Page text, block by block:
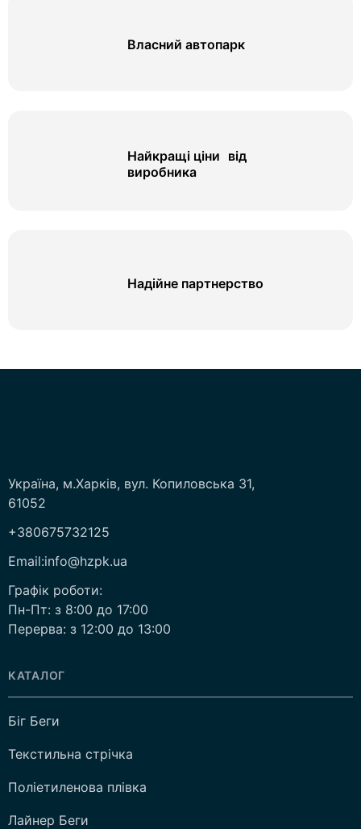
Власний автопарк
Найкращі ціни від
виробника
Надійне партнерство
Україна, м.Харків, вул. Копиловська 31,
61052
+380675732125
Email:info@hzpk.ua
Графік роботи:
Пн-Пт: з 8:00 до 17:00
Перерва: з 12:00 до 13:00
КАТАЛОГ
Біг Беги
Текстильна стрічка
Поліетиленова плівка
Лайнер Беги